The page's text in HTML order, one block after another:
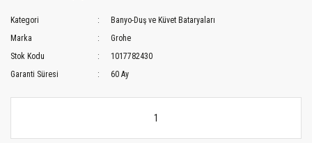
Kategori
Banyo-Duş ve Küvet Bataryaları
Marka
Grohe
Stok Kodu
1017782430
Garanti Süresi
60 Ay